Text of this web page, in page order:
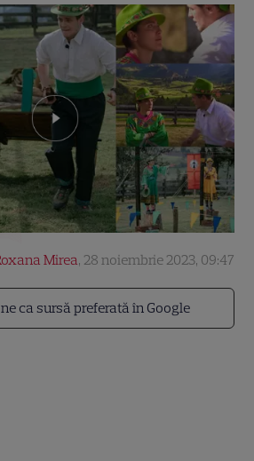
ca sursă preferată în Google
Mirea, 28 noiembrie 2023, 09:47